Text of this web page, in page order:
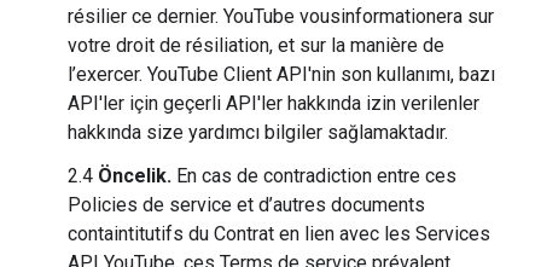
résilier ce dernier. YouTube vousinformationera sur
votre droit de résiliation, et sur la manière de
l’exercer. YouTube Client API'nin son kullanımı, bazı
API'ler için geçerli API'ler hakkında izin verilenler
hakkında size yardımcı bilgiler sağlamaktadır.
2.4 Öncelik. En cas de contradiction entre ces
Policies de service et d’autres documents
containtitutifs du Contrat en lien avec les Services